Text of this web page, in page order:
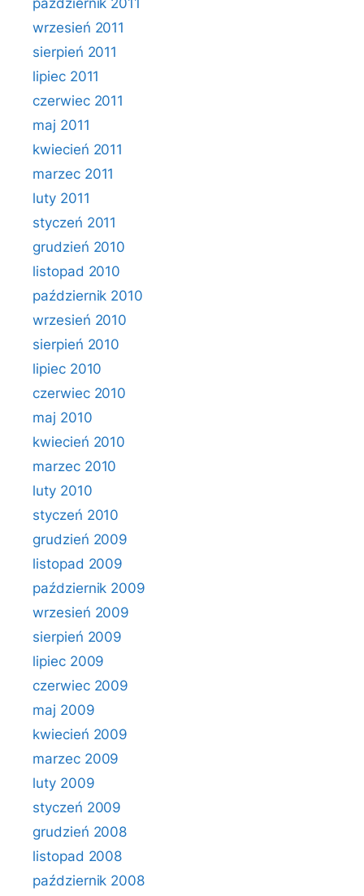
październik 2011
wrzesień 2011
sierpień 2011
lipiec 2011
czerwiec 2011
maj 2011
kwiecień 2011
marzec 2011
luty 2011
styczeń 2011
grudzień 2010
listopad 2010
październik 2010
wrzesień 2010
sierpień 2010
lipiec 2010
czerwiec 2010
maj 2010
kwiecień 2010
marzec 2010
luty 2010
styczeń 2010
grudzień 2009
listopad 2009
październik 2009
wrzesień 2009
sierpień 2009
lipiec 2009
czerwiec 2009
maj 2009
kwiecień 2009
marzec 2009
luty 2009
styczeń 2009
grudzień 2008
listopad 2008
październik 2008